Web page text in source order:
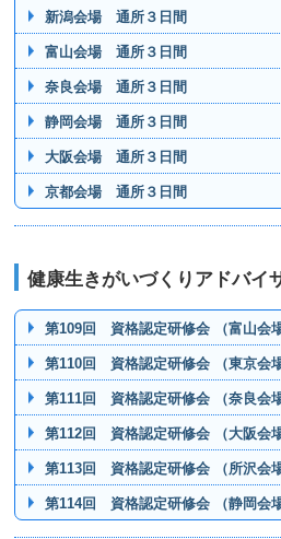
新潟会場 通所３日間
富山会場 通所３日間
奈良会場 通所３日間
静岡会場 通所３日間
大阪会場 通所３日間
京都会場 通所３日間
健康生きがいづくりアドバイ
第109回 資格認定研修会 （富山会場
第110回 資格認定研修会 （東京会場
第111回 資格認定研修会 （奈良会場
第112回 資格認定研修会 （大阪会場
第113回 資格認定研修会 （所沢会場
第114回 資格認定研修会 （静岡会場